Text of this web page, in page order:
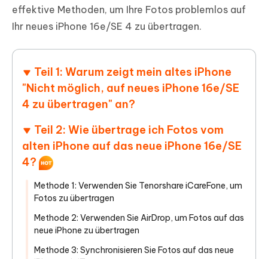
effektive Methoden, um Ihre Fotos problemlos auf
Ihr neues iPhone 16e/SE 4 zu übertragen.
Teil 1: Warum zeigt mein altes iPhone
"Nicht möglich, auf neues iPhone 16e/SE
4 zu übertragen" an?
Teil 2: Wie übertrage ich Fotos vom
alten iPhone auf das neue iPhone 16e/SE
4?
Methode 1: Verwenden Sie Tenorshare iCareFone, um
Fotos zu übertragen
Methode 2: Verwenden Sie AirDrop, um Fotos auf das
neue iPhone zu übertragen
Methode 3: Synchronisieren Sie Fotos auf das neue